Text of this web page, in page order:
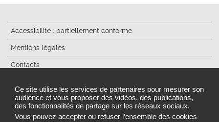
Ce site utilise les services de partenaires pour mesurer son
audience et vous proposer des vidéos, des publications,
des fonctionnalités de partage sur les réseaux sociaux.
Vous pouvez accepter ou refuser l’ensemble des cookies
Accessibilité : partiellement conforme
Mentions légales
Contacts
Traitement de données
Gestion des cookies